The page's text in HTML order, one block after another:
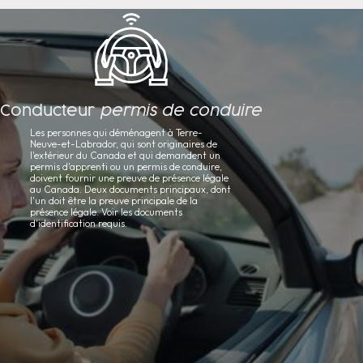
Conducteurpermis de conduire
Les personnes qui déménagent à Terre-
Neuve-et-Labrador, qui sont originaires de
l'extérieur du Canada et qui demandent un
permis d'apprenti ou un permis de conduire,
doivent fournir une preuve de présence légale
au Canada. Deux documents principaux, dont
l'un doit être la preuve principale de la
présence légale. Voir les documents
d'identification requis.